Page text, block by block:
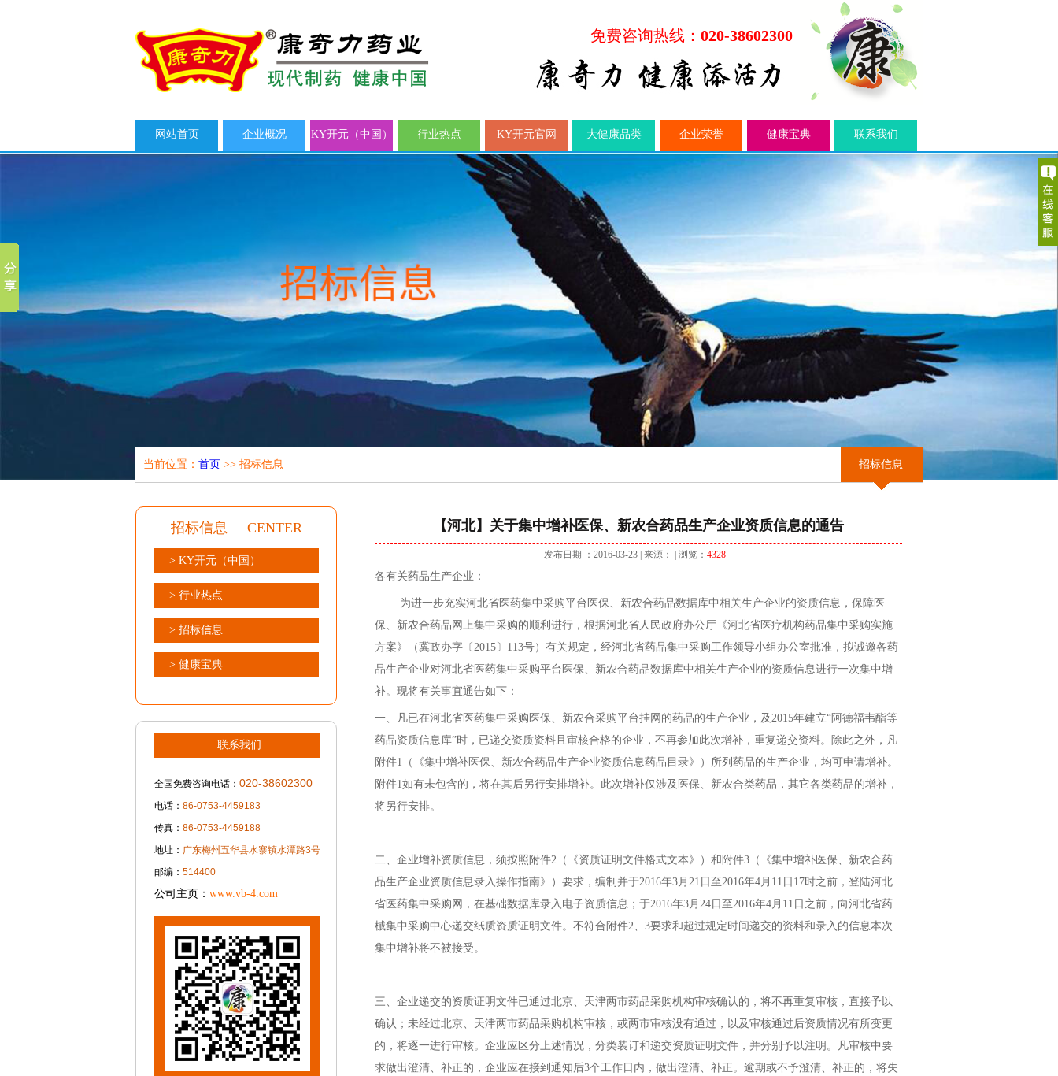
免费咨询热线： 020-38602300
网站首页 企业概况 KY开元（中国） 行业热点 KY开元官网 大健康品类 企业荣誉 健康宝典 联系我们
当前位置： 首页 >> 招标信息 招标信息
招标信息 CENTER
> KY开元（中国）
> 行业热点
> 招标信息
> 健康宝典
联系我们
全国免费咨询电话： 020-38602300
电话： 86-0753-4459183
传真： 86-0753-4459188
地址： 广东梅州五华县水寨镇水潭路3号
邮编： 514400
公司主页： www.vb-4.com
【河北】关于集中增补医保、新农合药品生产企业资质信息的通告
发布日期 ：2016-03-23| 来源： | 浏览： 4328
各有关药品生产企业：
为进一步充实河北省医药集中采购平台医保、新农合药品数据库中相关生产企业的资质信息，保障医
保、新农合药品网上集中采购的顺利进行，根据河北省人民政府办公厅《河北省医疗机构药品集中采购实施
方案》（冀政办字〔2015〕113号）有关规定，经河北省药品集中采购工作领导小组办公室批准，拟诚邀各药
品生产企业对河北省医药集中采购平台医保、新农合药品数据库中相关生产企业的资质信息进行一次集中增
补。现将有关事宜通告如下：
一、凡已在河北省医药集中采购医保、新农合采购平台挂网的药品的生产企业，及2015年建立“阿德福韦酯等
药品资质信息库”时，已递交资质资料且审核合格的企业，不再参加此次增补，重复递交资料。除此之外，凡
附件1（《集中增补医保、新农合药品生产企业资质信息药品目录》）所列药品的生产企业，均可申请增补。
附件1如有未包含的，将在其后另行安排增补。此次增补仅涉及医保、新农合类药品，其它各类药品的增补，
将另行安排。
二、企业增补资质信息，须按照附件2（《资质证明文件格式文本》）和附件3（《集中增补医保、新农合药
品生产企业资质信息录入操作指南》）要求，编制并于2016年3月21日至2016年4月11日17时之前，登陆河北
省医药集中采购网，在基础数据库录入电子资质信息；于2016年3月24日至2016年4月11日之前，向河北省药
械集中采购中心递交纸质资质证明文件。不符合附件2、3要求和超过规定时间递交的资料和录入的信息本次
集中增补将不被接受。
三、企业递交的资质证明文件已通过北京、天津两市药品采购机构审核确认的，将不再重复审核，直接予以
确认；未经过北京、天津两市药品采购机构审核，或两市审核没有通过，以及审核通过后资质情况有所变更
的，将逐一进行审核。企业应区分上述情况，分类装订和递交资质证明文件，并分别予以注明。凡审核中要
求做出澄清、补正的，企业应在接到通知后3个工作日内，做出澄清、补正。逾期或不予澄清、补正的，将失